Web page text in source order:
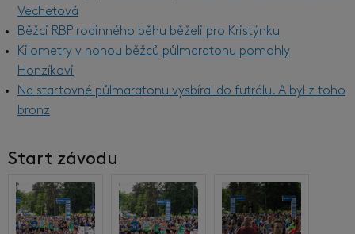
Vechetová
Běžci RBP rodinného běhu běželi pro Kristýnku
Kilometry v nohou běžců půlmaratonu pomohly
Honzíkovi
Na startovné půlmaratonu vysbíral do futrálu. A byl z toho
bronz
Start závodu